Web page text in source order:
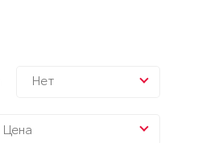
Нет
Цена